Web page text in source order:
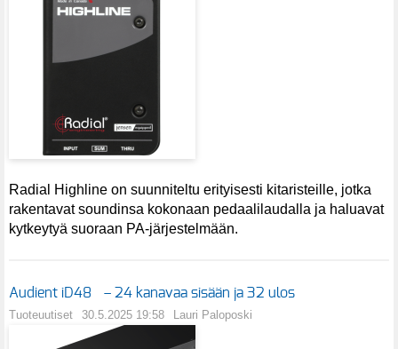
Radial Highline on suunniteltu erityisesti kitaristeille, jotka
rakentavat soundinsa kokonaan pedaalilaudalla ja haluavat
kytkeytyä suoraan PA-järjestelmään.
Audient iD48 – 24 kanavaa sisään ja 32 ulos
Tuoteuutiset 30.5.2025 19:58 Lauri Paloposki